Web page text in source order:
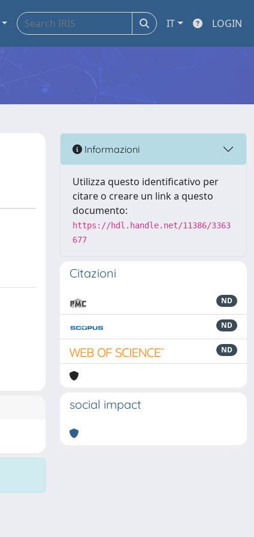
IT LOGIN
Informazioni
Utilizza questo identificativo per
citare o creare un link a questo
documento:
https://hdl.handle.net/11386/3363
677
Citazioni
ND
ND
ND
social impact